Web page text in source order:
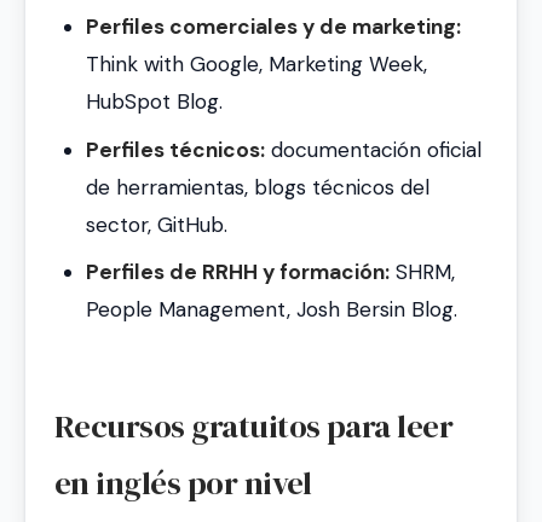
Perfiles comerciales y de marketing:
Think with Google, Marketing Week,
HubSpot Blog.
Perfiles técnicos:documentación oficial
de herramientas, blogs técnicos del
sector, GitHub.
Perfiles de RRHH y formación:SHRM,
People Management, Josh Bersin Blog.
Recursos gratuitos para leer
en inglés por nivel